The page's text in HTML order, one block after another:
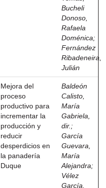
Bucheli
Donoso,
Rafaela
Doménica;
Fernández
Ribadeneira,
Julián
Mejora del
proceso
productivo para
incrementar la
producción y
reducir
desperdicios en
la panadería
Duque
Baldeón
Calisto,
María
Gabriela,
dir. ;
García
Guevara,
María
Alejandra;
Vélez
García,